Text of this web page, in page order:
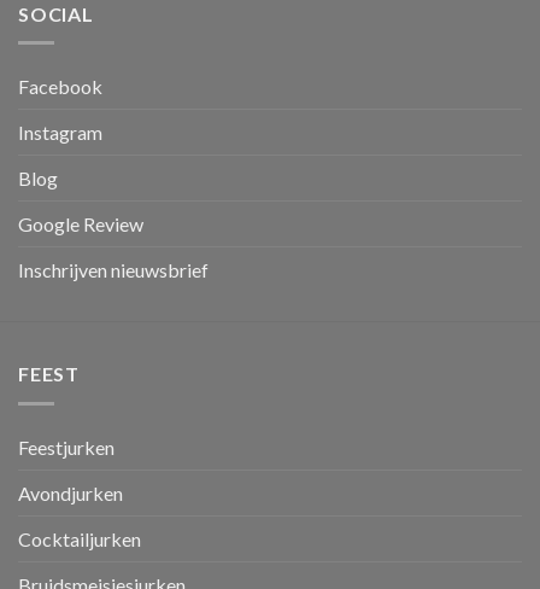
SOCIAL
Facebook
Instagram
Blog
Google Review
Inschrijven nieuwsbrief
FEEST
Feestjurken
Avondjurken
Cocktailjurken
Bruidsmeisjesjurken